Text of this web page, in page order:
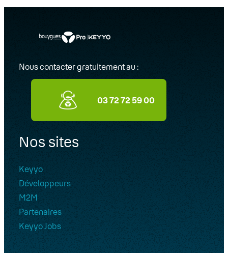
Nous contacter gratuitement au :
03 72 72 59 00
Nos sites
Keyyo
Développeurs
M2M
Partenaires
Keyyo Jobs